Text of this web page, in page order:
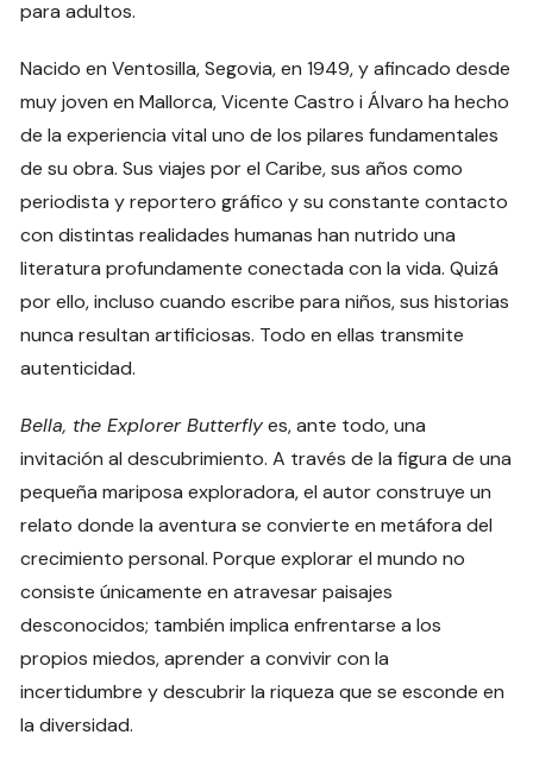
para adultos.
Nacido en Ventosilla, Segovia, en 1949, y afincado desde
muy joven en Mallorca, Vicente Castro i Álvaro ha hecho
de la experiencia vital uno de los pilares fundamentales
de su obra. Sus viajes por el Caribe, sus años como
periodista y reportero gráfico y su constante contacto
con distintas realidades humanas han nutrido una
literatura profundamente conectada con la vida. Quizá
por ello, incluso cuando escribe para niños, sus historias
nunca resultan artificiosas. Todo en ellas transmite
autenticidad.
Bella, the Explorer Butterflyes, ante todo, una
invitación al descubrimiento. A través de la figura de una
pequeña mariposa exploradora, el autor construye un
relato donde la aventura se convierte en metáfora del
crecimiento personal. Porque explorar el mundo no
consiste únicamente en atravesar paisajes
desconocidos; también implica enfrentarse a los
propios miedos, aprender a convivir con la
incertidumbre y descubrir la riqueza que se esconde en
la diversidad.